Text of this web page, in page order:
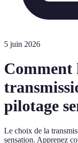
5 juin 2026
Comment
pilotage
Le choix de la
sensation. Apprenez